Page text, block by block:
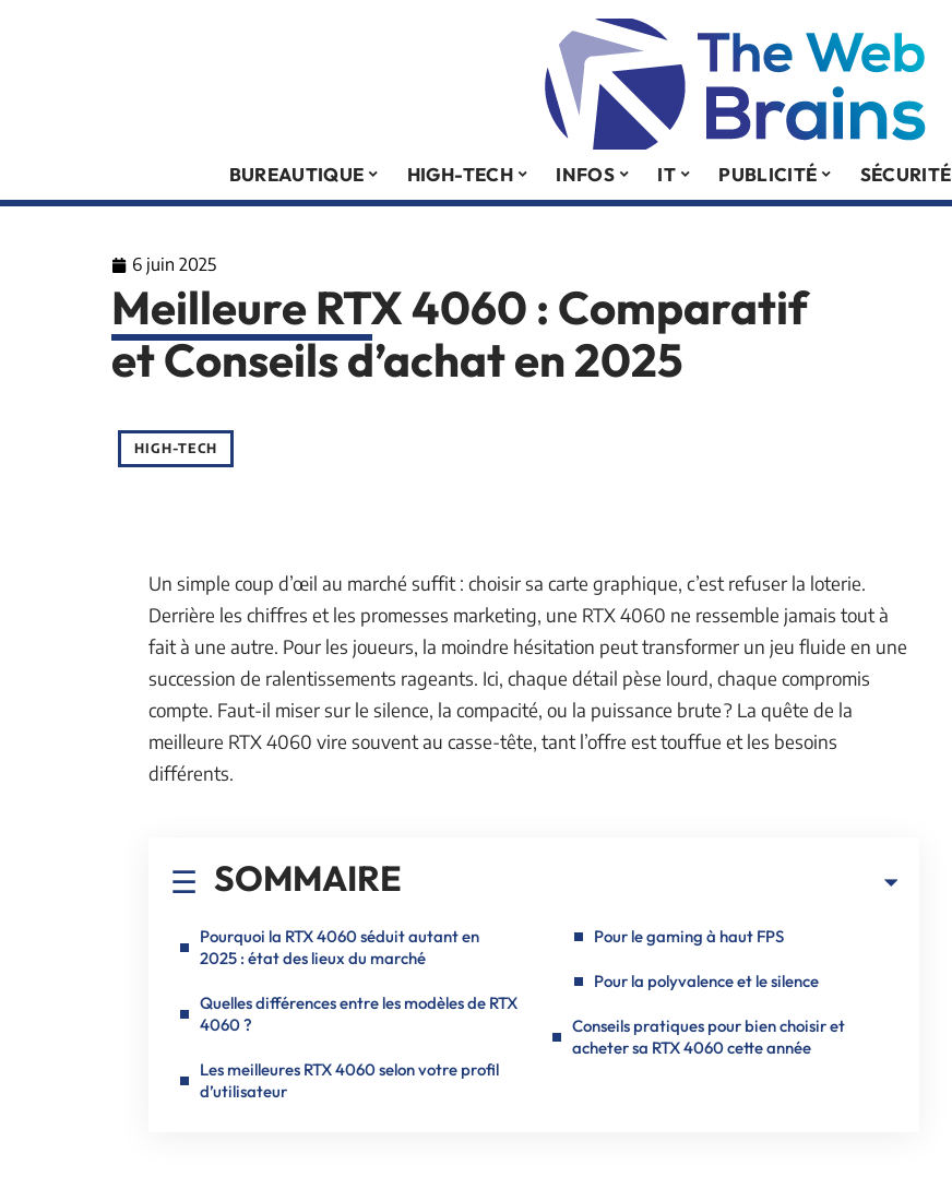
BUREAUTIQUE HIGH-TECH INFOS IT PUBLICITÉ SÉCURITÉ
6 juin 2025
Meilleure RTX 4060 : Comparatif
et Conseils d’achat en 2025
HIGH-TECH
Un simple coup d’œil au marché suffit : choisir sa carte graphique, c’est refuser la loterie.
Derrière les chiffres et les promesses marketing, une RTX 4060 ne ressemble jamais tout à
fait à une autre. Pour les joueurs, la moindre hésitation peut transformer un jeu fluide en une
succession de ralentissements rageants. Ici, chaque détail pèse lourd, chaque compromis
compte. Faut-il miser sur le silence, la compacité, ou la puissance brute ? La quête de la
meilleure RTX 4060 vire souvent au casse-tête, tant l’offre est touffue et les besoins
différents.
SOMMAIRE
Pourquoi la RTX 4060 séduit autant en
2025 : état des lieux du marché
Quelles différences entre les modèles de RTX
4060 ?
Les meilleures RTX 4060 selon votre profil
d’utilisateur
Pour le gaming à haut FPS
Pour la polyvalence et le silence
Conseils pratiques pour bien choisir et
acheter sa RTX 4060 cette année